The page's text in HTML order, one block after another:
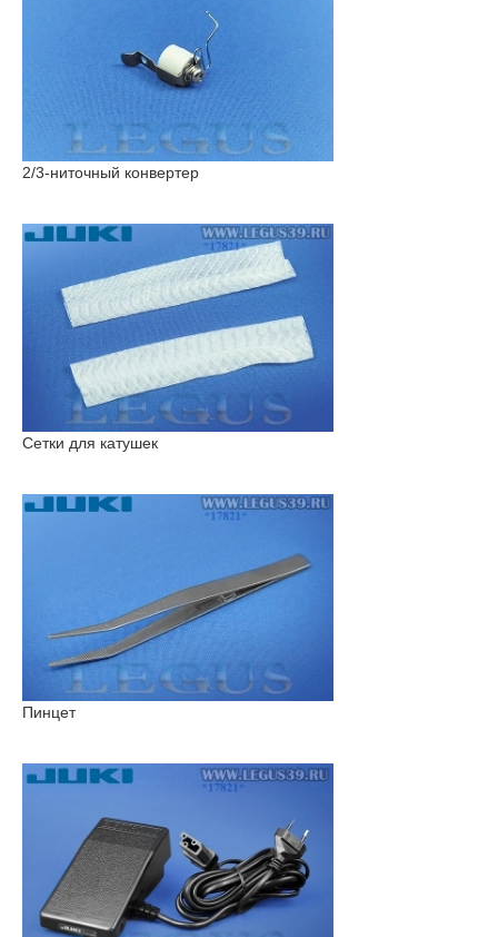
2/3-ниточный конвертер
Сетки для катушек
Пинцет